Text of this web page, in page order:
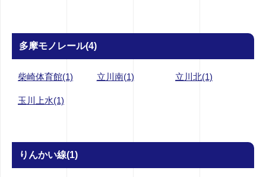
多摩モノレール(4)
柴崎体育館(1) 立川南(1) 立川北(1)
玉川上水(1)
りんかい線(1)